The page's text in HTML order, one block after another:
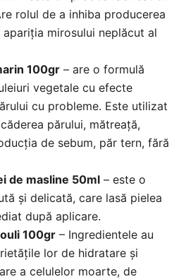
rolul de a inhiba producerea
mirosului neplăcut al
100gr – are o formulă
vegetale cu efecte
cu probleme. Este utilizat
părului, mătreață,
de sebum, păr tern, fără
de masline 50ml – este o
și delicată, care lasă pielea
după aplicare.
100gr – Ingredientele au
lor de hidratare și
a celulelor moarte, de